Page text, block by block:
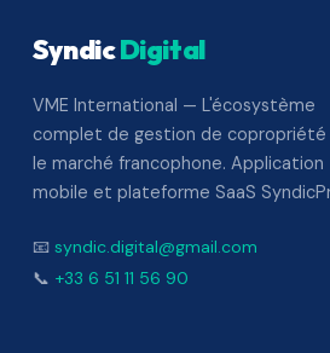
SyndicDigital
VME International — L'écosystème
complet de gestion de copropriété
le marché francophone. Application
mobile et plateforme SaaS
📧 syndic.digital@gmail.com
📞 +33 6 51 11 56 90